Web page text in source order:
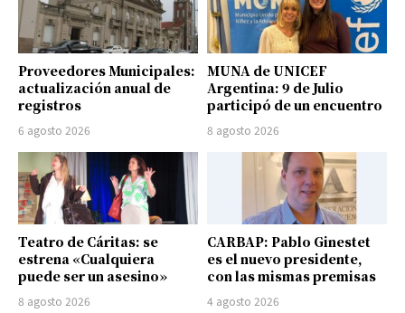
Proveedores Municipales:
actualización anual de
registros
6 agosto 2026
MUNA de UNICEF
Argentina: 9 de Julio
participó de un encuentro
8 agosto 2026
Teatro de Cáritas: se
estrena «Cualquiera
puede ser un asesino»
8 agosto 2026
CARBAP: Pablo Ginestet
es el nuevo presidente,
con las mismas premisas
4 agosto 2026